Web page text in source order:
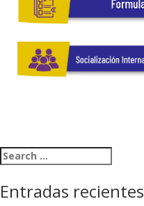
Search for:
Entradas recientes